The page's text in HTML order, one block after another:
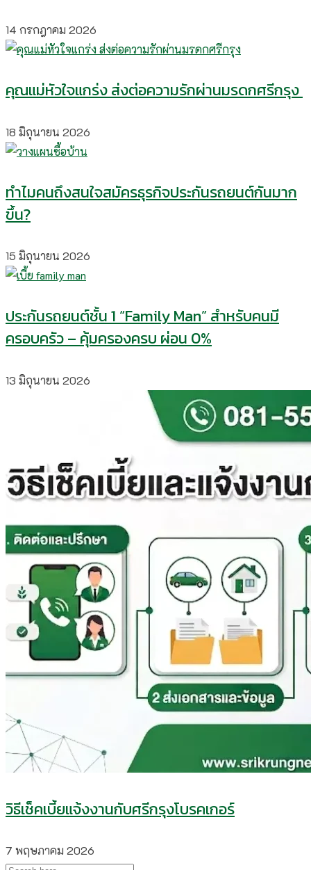
14 กรกฎาคม 2026
คุณแม่หัวใจแกร่ง ส่งต่อความรักผ่านมรดกศรีกรุง
18 มิถุนายน 2026
ทำไมคนถึงสนใจสมัครธุรกิจประกันรถยนต์กันมาก
ขึ้น?
15 มิถุนายน 2026
ประกันรถยนต์ชั้น 1 “Family Man” สำหรับคนมี
ครอบครัว – คุ้มครองครบ ผ่อน 0%
13 มิถุนายน 2026
วิธีเช็คเบี้ยแจ้งงานกับศรีกรุงโบรคเกอร์
7 พฤษภาคม 2026